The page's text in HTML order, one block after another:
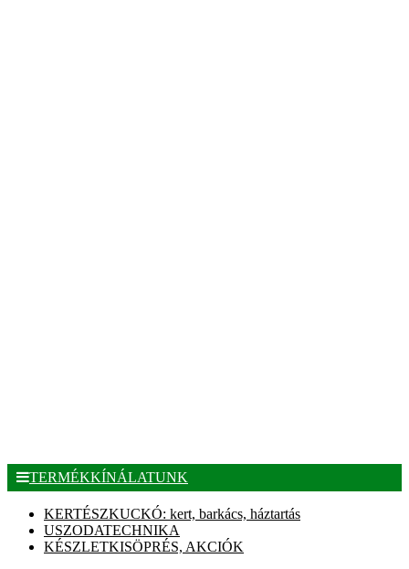
TERMÉKKÍNÁLATUNK
KERTÉSZKUCKÓ: kert, barkács, háztartás
USZODATECHNIKA
KÉSZLETKISÖPRÉS, AKCIÓK